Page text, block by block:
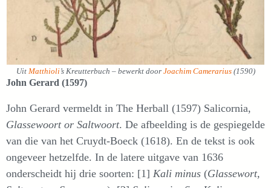
Uit Matthioli’s Kreutterbuch – bewerkt door Joachim Camerarius(1590)
John Gerard (1597)
John Gerard vermeldt in The Herball (1597) Salicornia,
Glassewoort or Saltwoort. De afbeelding is de gespiegelde
van die van het Cruydt-Boeck (1618). En de tekst is ook
ongeveer hetzelfde. In de latere uitgave van 1636
onderscheidt hij drie soorten: [1] Kali minus (Glassewort,